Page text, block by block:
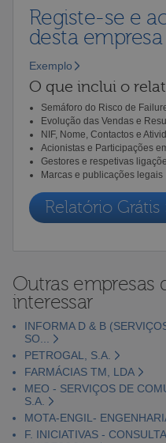
Registe-se e
desta empresa
Exemplo
O que inclui o
Semáforo do Risco de
Evolução das Vendas e
NIF, Nome, Contactos e
Acionistas e Participações
Gestores e respetivas
Marcas e publicações legais
Relatório Grátis
Outras empresas
interessar
INFORMA D & B
SO...
PETROGAL, S.A.
FARMÁCIAS TM, LDA
MEO - SERVIÇOS DE
S.A.
MOTA-ENGIL-
F. INICIATIVAS -